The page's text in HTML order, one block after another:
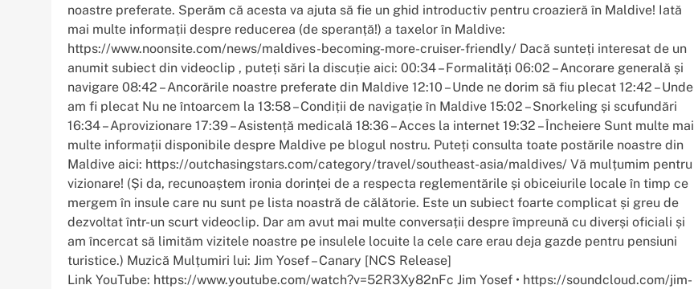
noastre preferate. Sperăm că acesta va ajuta să fie un ghid introductiv pentru croazieră în Maldive! Iată
mai multe informații despre reducerea (de speranță!) a taxelor în Maldive:
https://www.noonsite.com/news/maldives-becoming-more-cruiser-friendly/ Dacă sunteți interesat de un
anumit subiect din videoclip , puteți sări la discuție aici: 00:34 – Formalități 06:02 – Ancorare generală și
navigare 08:42 – Ancorările noastre preferate din Maldive 12:10 – Unde ne dorim să fiu plecat 12:42 – Unde
am fi plecat Nu ne întoarcem la 13:58 – Condiții de navigație în Maldive 15:02 – Snorkeling și scufundări
16:34 – Aprovizionare 17:39 – Asistență medicală 18:36 – Acces la internet 19:32 – Încheiere Sunt multe mai
multe informații disponibile despre Maldive pe blogul nostru. Puteți consulta toate postările noastre din
Maldive aici: https://outchasingstars.com/category/travel/southeast-asia/maldives/ Vă mulțumim pentru
vizionare! (Și da, recunoaștem ironia dorinței de a respecta reglementările și obiceiurile locale în timp ce
mergem în insule care nu sunt pe lista noastră de călătorie. Este un subiect foarte complicat și greu de
dezvoltat într-un scurt videoclip. Dar am avut mai multe conversații despre împreună cu diverși oficiali și
am încercat să limităm vizitele noastre pe insulele locuite la cele care erau deja gazde pentru pensiuni
turistice.) Muzică Mulțumiri lui: Jim Yosef – Canary [NCS Release]
Link YouTube: https://www.youtube.com/watch?v=52R3Xy82nFc Jim Yosef • https://soundcloud.com/jim-